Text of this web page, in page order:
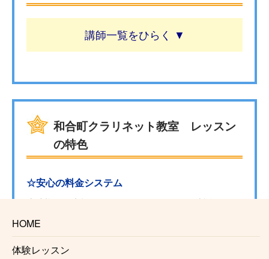
HOME
体験レッスン
講師一覧
和合町クラリネット教室 レッスン
の特色
☆安心の料金システム
生徒様にお支払い頂くのは月々のレッスン料金のみと
なっております。
入会金、固定教材費、施設利用料などはかかりませ
ん。